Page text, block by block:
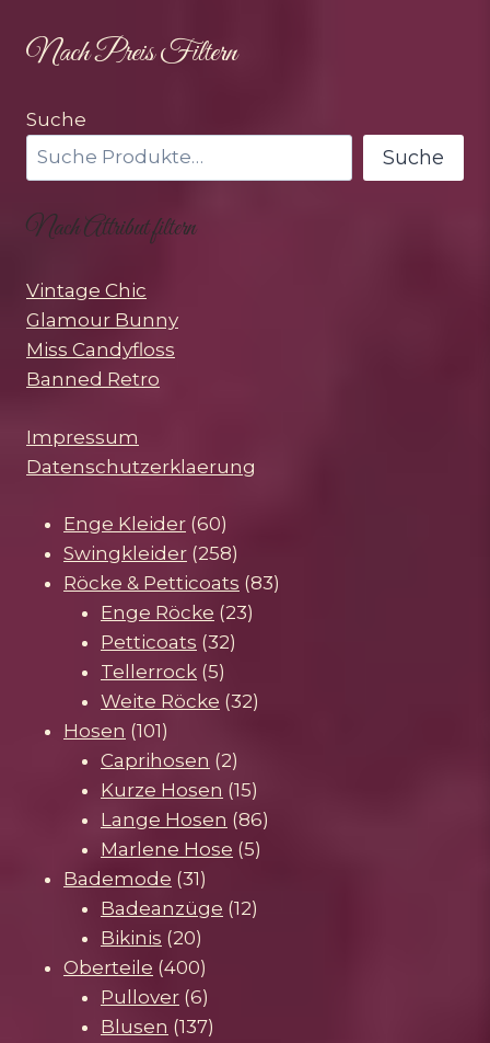
Nach Preis Filtern
Suche
Suche
Nach Attribut filtern
Vintage Chic
Glamour Bunny
Miss Candyfloss
Banned Retro
Impressum
Datenschutzerklaerung
Enge Kleider 6060
Produkte
Swingkleider 258258
Produkte
Röcke & Petticoats 8383
Enge Röcke 2323
Petticoats 3232
Tellerrock 55
Produkte
Weite Röcke 3232
Hosen 101101
Produkte
Caprihosen 22
Produkte
Kurze Hosen 1515
Produkte
Lange Hosen 8686
Marlene Hose 55
Bademode 3131
Produkte
Badeanzüge 1212
Bikinis 2020
Produkte
Oberteile 400400
Produkte
Pullover 66
Produkte
Blusen 137137